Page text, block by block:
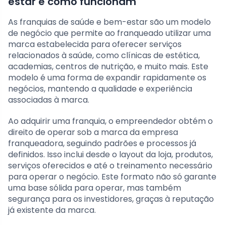
As franquias de saúde e bem-estar são um modelo
de negócio que permite ao franqueado utilizar uma
marca estabelecida para oferecer serviços
relacionados à saúde, como clínicas de estética,
academias, centros de nutrição, e muito mais. Este
modelo é uma forma de expandir rapidamente os
negócios, mantendo a qualidade e experiência
associadas à marca.
Ao adquirir uma franquia, o empreendedor obtém o
direito de operar sob a marca da empresa
franqueadora, seguindo padrões e processos já
definidos. Isso inclui desde o layout da loja, produtos,
serviços oferecidos e até o treinamento necessário
para operar o negócio. Este formato não só garante
uma base sólida para operar, mas também
segurança para os investidores, graças à reputação
já existente da marca.